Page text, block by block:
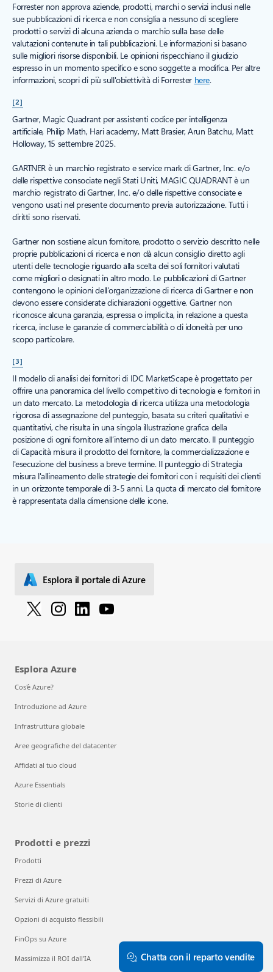
Forrester non approva aziende, prodotti, marchi o servizi inclusi nelle
sue pubblicazioni di ricerca e non consiglia a nessuno di scegliere
prodotti o servizi di alcuna azienda o marchio sulla base delle
valutazioni contenute in tali pubblicazioni. Le informazioni si basano
sulle migliori risorse disponibili. Le opinioni rispecchiano il giudizio
espresso in un momento specifico e sono soggette a modifica. Per altre
informazioni, scopri di più sull'obiettività di Forrester here.
[2]
Gartner, Magic Quadrant per assistenti codice per intelligenza
artificiale, Philip Math, Hari academy, Matt Brasier, Arun Batchu, Matt
Holloway, 15 settembre 2025.
GARTNER è un marchio registrato e service mark di Gartner, Inc. e/o
delle rispettive consociate negli Stati Uniti, MAGIC QUADRANT è un
marchio registrato di Gartner, Inc. e/o delle rispettive consociate e
vengono usati nel presente documento previa autorizzazione. Tutti i
diritti sono riservati.
Gartner non sostiene alcun fornitore, prodotto o servizio descritto nelle
proprie pubblicazioni di ricerca e non dà alcun consiglio diretto agli
utenti delle tecnologie riguardo alla scelta dei soli fornitori valutati
come migliori o designati in altro modo. Le pubblicazioni di Gartner
contengono le opinioni dell'organizzazione di ricerca di Gartner e non
devono essere considerate dichiarazioni oggettive. Gartner non
riconosce alcuna garanzia, espressa o implicita, in relazione a questa
ricerca, incluse le garanzie di commerciabilità o di idoneità per uno
scopo particolare.
[3]
Il modello di analisi dei fornitori di IDC MarketScape è progettato per
offrire una panoramica del livello competitivo di tecnologia e fornitori in
un dato mercato. La metodologia di ricerca utilizza una metodologia
rigorosa di assegnazione del punteggio, basata su criteri qualitativi e
quantitativi, che risulta in una singola illustrazione grafica della
posizione di ogni fornitore all’interno di un dato mercato. Il punteggio
di Capacità misura il prodotto del fornitore, la commercializzazione e
l'esecuzione del business a breve termine. Il punteggio di Strategia
misura l'allineamento delle strategie dei fornitori con i requisiti dei clienti
in un orizzonte temporale di 3-5 anni. La quota di mercato del fornitore
è rappresentata dalla dimensione delle icone.
Esplora il portale di Azure
Esplora Azure
Cos'è Azure?
Introduzione ad Azure
Infrastruttura globale
Aree geografiche del datacenter
Affidati al tuo cloud
Azure Essentials
Storie di clienti
Prodotti e prezzi
Prodotti
Prezzi di Azure
Servizi di Azure gratuiti
Opzioni di acquisto flessibili
FinOps su Azure
Massimizza il ROI dall'IA Chatta con il reparto vendite